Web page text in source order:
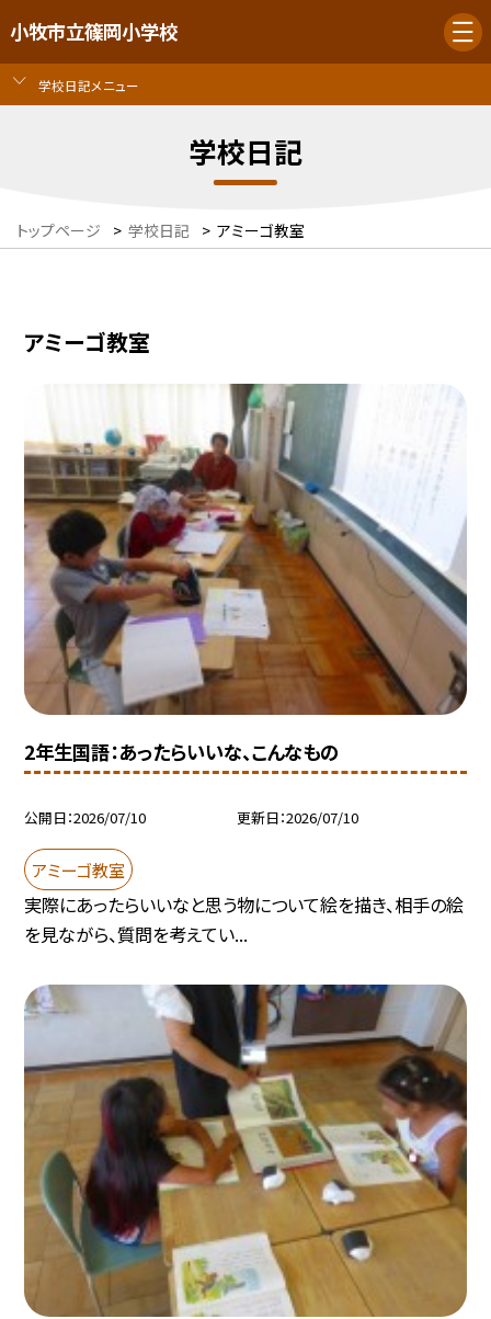
小牧市立篠岡小学校
学校日記メニュー
学校日記
トップページ > 学校日記 > アミーゴ教室
アミーゴ教室
2年生国語：あったらいいな、こんなもの
公開日 2026/07/10 更新日 2026/07/10
アミーゴ教室
実際にあったらいいなと思う物について絵を描き、相手の絵
を見ながら、質問を考えてい...